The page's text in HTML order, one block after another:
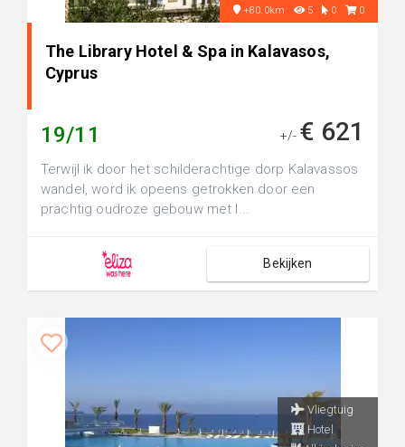
+80.0km 5 0 0
The Library Hotel & Spa in Kalavasos,
Cyprus
19/11 +/- € 621
Terwijl ik door het schilderachtige dorp Kalavassos
wandel, word ik opeens getrokken door een
prachtig oudroze gebouw met l...
Bekijken
Vliegtuig
Hotel